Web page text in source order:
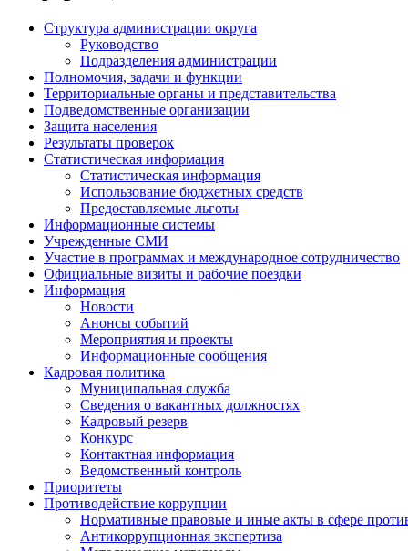
Структура администрации округа
Руководство
Подразделения администрации
Полномочия, задачи и функции
Территориальные органы и представительства
Подведомственные организации
Защита населения
Результаты проверок
Статистическая информация
Статистическая информация
Использование бюджетных средств
Предоставляемые льготы
Информационные системы
Учрежденные СМИ
Участие в программах и международное сотрудничество
Официальные визиты и рабочие поездки
Информация
Новости
Анонсы событий
Мероприятия и проекты
Информационные сообщения
Кадровая политика
Муниципальная служба
Сведения о вакантных должностях
Кадровый резерв
Конкурс
Контактная информация
Ведомственный контроль
Приоритеты
Противодействие коррупции
Нормативные правовые и иные акты в сфере
Антикоррупционная экспертиза